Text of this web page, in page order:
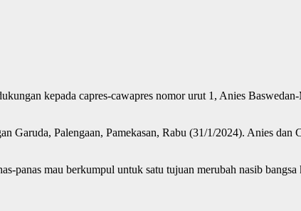
kepada capres-cawapres nomor urut 1, Anies
Palengaan, Pamekasan, Rabu (31/1/2024). Anies dan
panas mau berkumpul untuk satu tujuan merubah nasib